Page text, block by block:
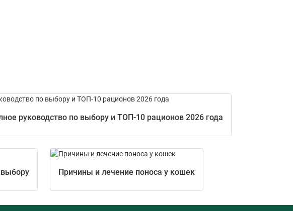
руководство по выбору и ТОП-10 рационов 2026 года
Причины и лечение поноса у кошек